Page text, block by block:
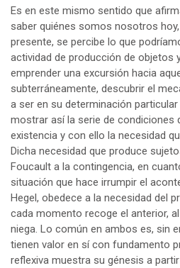
Es en este mismo sentido que
saber quiénes somos nosotros
presente, se percibe lo que
actividad de producción de objetos
emprender una excursión hacia
subterráneamente, descubrir el
a ser en su determinación
mostrar así la serie de condiciones
existencia y con ello la necesidad
Dicha necesidad que produce
Foucault a la contingencia, en
situación que hace irrumpir el
Hegel, obedece a la necesidad del
cada momento recoge el anterior,
niega. Lo común en ambos es, sin
tienen valor en sí con fundamento
reflexiva muestra su génesis a